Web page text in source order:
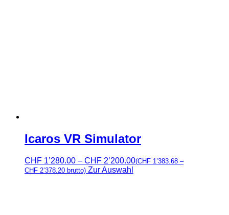
Icaros VR Simulator
CHF 1’280.00 – CHF 2’200.00Preisspanne:
(CHF 1’383.68 –
CHF 2’378.20 brutto) Zur Auswahl